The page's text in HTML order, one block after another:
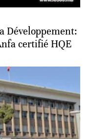
Développement:
certifié HQE